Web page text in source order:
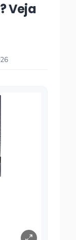
Veja